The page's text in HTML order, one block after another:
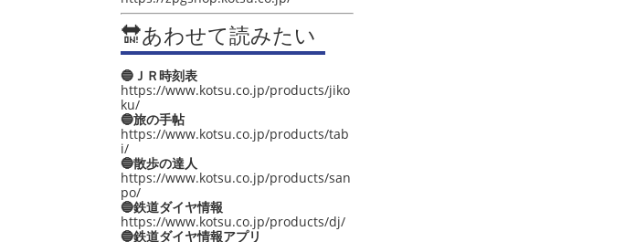
🔛あわせて読みたい
🔵ＪＲ時刻表
https://www.kotsu.co.jp/products/jiko
ku/
🔵旅の手帖
https://www.kotsu.co.jp/products/tab
i/
🔵散歩の達人
https://www.kotsu.co.jp/products/san
po/
🔵鉄道ダイヤ情報
https://www.kotsu.co.jp/products/dj/
🔵鉄道ダイヤ情報アプリ